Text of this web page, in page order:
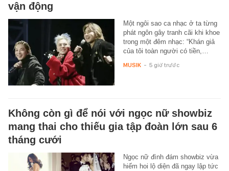
vận động
Một ngôi sao ca nhạc ở ta từng
phát ngôn gây tranh cãi khi khoe
trong một đêm nhạc: “Khán giả
của tôi toàn người có tiền,…
MUSIK - 5 giờ trước
Không còn gì để nói với ngọc nữ showbiz
mang thai cho thiếu gia tập đoàn lớn sau 6
tháng cưới
Ngọc nữ đình đám showbiz vừa
hiếm hoi lộ diện đã ngay lập tức